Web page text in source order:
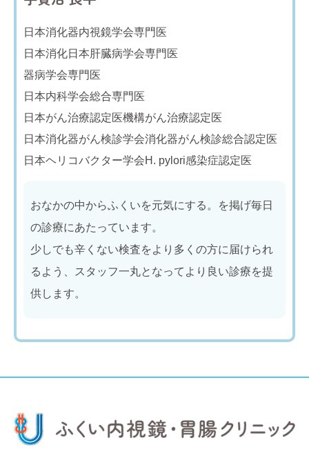
日本消化器内視鏡学会専門医
日本消化日本肝臓病学会専門医
器病学会専門医
日本内科学会総合専門医
日本がん治療認定医機構がん治療認定医
日本消化器がん検診学会消化器がん検診総合認定医
日本ヘリコバクター学会H. pylori感染症認定医
おなかの中からふくいを元気にする。を掲げ毎日
の診療にあたっています。
少しでも辛くない検査をより多くの方に届けられ
るよう、スタッフ一丸となってより良い診療を提
供します。